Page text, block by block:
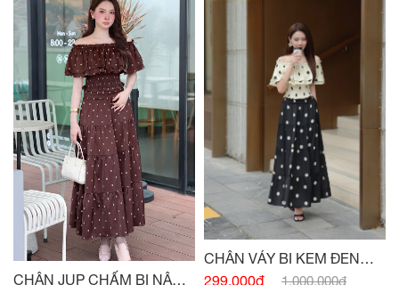
CHÂN JUP CHẤM BI NÂU
CHÂN VÁY BI KEM ĐEN
CHUN EO
299,000đ 1,000,000đ